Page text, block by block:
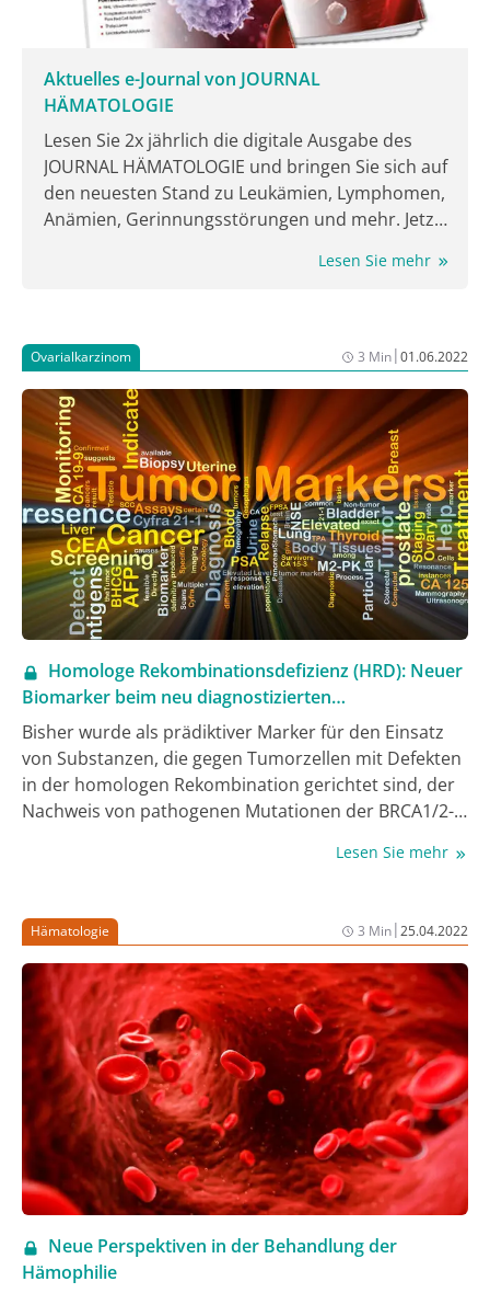
Aktuelles e-Journal von JOURNAL
HÄMATOLOGIE
Lesen Sie 2x jährlich die digitale Ausgabe des
JOURNAL HÄMATOLOGIE und bringen Sie sich auf
den neuesten Stand zu Leukämien, Lymphomen,
Anämien, Gerinnungsstörungen und mehr. Jetzt
Lesen Sie mehr
Ovarialkarzinom 3 Min|01.06.2022
Homologe Rekombinationsdefizienz (HRD): Neuer
Biomarker beim neu diagnostizierten
fortgeschrittenen Ovarialkarzinom
Bisher wurde als prädiktiver Marker für den Einsatz
von Substanzen, die gegen Tumorzellen mit Defekten
in der homologen Rekombination gerichtet sind, der
Nachweis von pathogenen Mutationen der BRCA1/2-
Ovarialkarzinom zusätzlich der HRD-Status basierend
entscheidenden Folgen für die individuelle
Therapieplanung.
Lesen Sie mehr
Hämatologie 3 Min|25.04.2022
Neue Perspektiven in der Behandlung der
Hämophilie